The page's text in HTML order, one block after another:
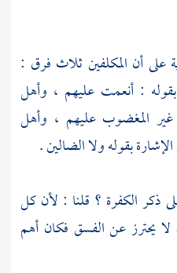
على أن المكلفين ثلاث فرق :
: أنعمت عليهم ، وأهل
غير المغضوب عليهم ، وأهل
بقوله ولا الضالين .
ذكر الكفرة ؟ قلنا : لأن كل
يحترز عن الفسق فكان أهم